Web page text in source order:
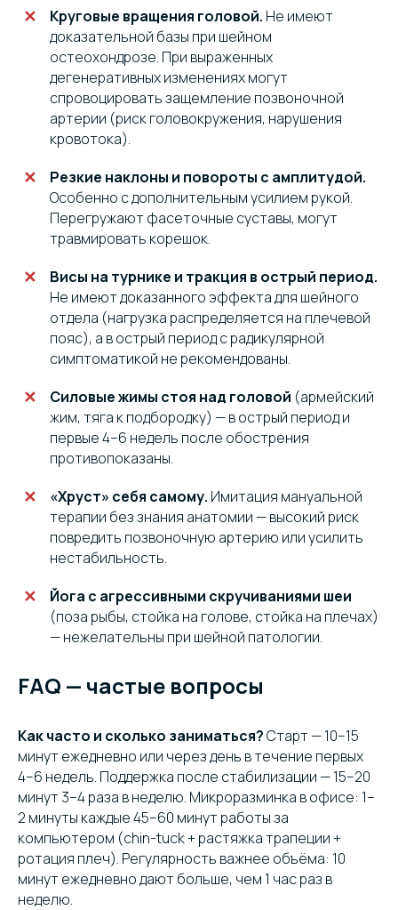
Круговые вращения головой. Не имеют
доказательной базы при шейном
остеохондрозе. При выраженных
дегенеративных изменениях могут
спровоцировать защемление позвоночной
артерии (риск головокружения, нарушения
кровотока).
Резкие наклоны и повороты с амплитудой.
Особенно с дополнительным усилием рукой.
Перегружают фасеточные суставы, могут
травмировать корешок.
Висы на турнике и тракция в острый период.
Не имеют доказанного эффекта для шейного
отдела (нагрузка распределяется на плечевой
пояс), а в острый период с радикулярной
симптоматикой не рекомендованы.
Силовые жимы стоя над головой (армейский
жим, тяга к подбородку) — в острый период и
первые 4–6 недель после обострения
противопоказаны.
«Хруст» себя самому. Имитация мануальной
терапии без знания анатомии — высокий риск
повредить позвоночную артерию или усилить
нестабильность.
Йога с агрессивными скручиваниями шеи
(поза рыбы, стойка на голове, стойка на плечах)
— нежелательны при шейной патологии.
FAQ — частые вопросы
Как часто и сколько заниматься?Старт — 10–15
минут ежедневно или через день в течение первых
4–6 недель. Поддержка после стабилизации — 15–20
минут 3–4 раза в неделю. Микроразминка в офисе: 1–
2 минуты каждые 45–60 минут работы за
компьютером (chin-tuck + растяжка трапеции +
ротация плеч). Регулярность важнее объёма: 10
минут ежедневно дают больше, чем 1 час раз в
неделю.